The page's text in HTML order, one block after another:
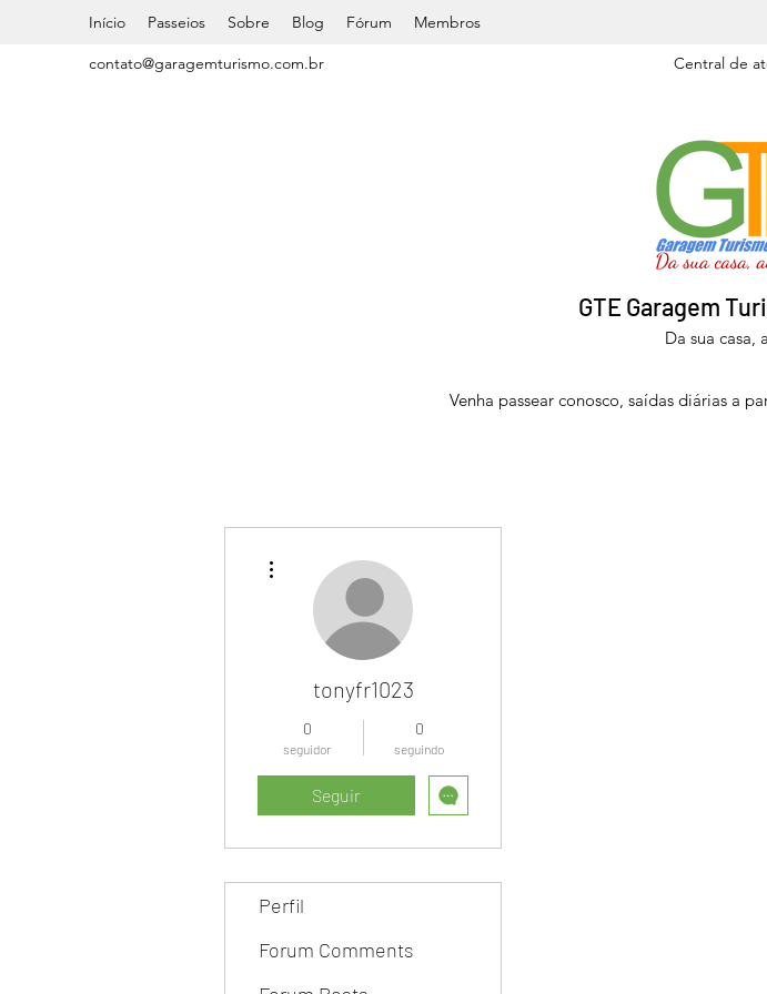
Início Passeios Sobre Blog Fórum Membros
contato@garagemturismo.com.br Central de
GTE Garagem
Da sua casa,
Venha passear conosco, saídas diárias a
tonyfr1023
0
seguidor
0
seguindo
Seguir
Perfil
Forum Comments